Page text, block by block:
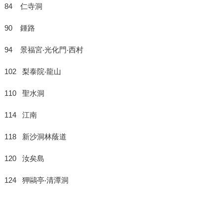
84 仁寺洞
90 鍾路
94 景福宮‧光化門‧西村
102 梨泰院‧龍山
110 聖水洞
114 江南
118 新沙洞林蔭道
120 汝矣島
124 狎鷗亭‧清潭洞